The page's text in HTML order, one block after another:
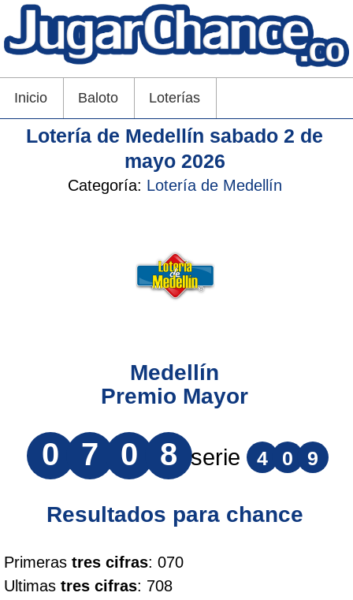
Inicio Baloto Loterías
Lotería de Medellín sabado 2 de
mayo 2026
Categoría: Lotería de Medellín
Medellín
Premio Mayor
0 7 0 8 serie 4 0 9
Resultados para chance
Primeras tres cifras: 070
Ultimas tres cifras: 708